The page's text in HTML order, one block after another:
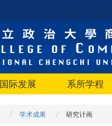
国际发展 系所学程
学术成果 研究计画